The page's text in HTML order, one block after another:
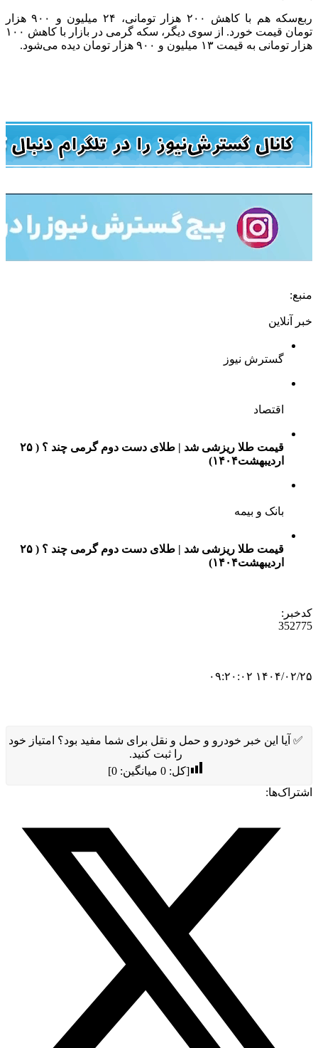
ربع‌سکه هم با کاهش ۲۰۰ هزار تومانی، ۲۴ میلیون و ۹۰۰ هزار
تومان قیمت خورد. از سوی دیگر، سکه گرمی در بازار با کاهش ۱۰۰
هزار تومانی به قیمت ۱۳ میلیون و ۹۰۰ هزار تومان دیده می‌شود.
منبع:
خبر آنلاین
گسترش نیوز
اقتصاد
قیمت طلا ریزشی شد | طلای دست دوم گرمی چند ؟ ( ۲۵
اردیبهشت‌۱۴۰۴)
بانک و بیمه
قیمت طلا ریزشی شد | طلای دست دوم گرمی چند ؟ ( ۲۵
اردیبهشت‌۱۴۰۴)
کدخبر:
352775
۱۴۰۴/۰۲/۲۵ ۰۹:۲۰:۰۲
✅ آیا این خبر خودرو و حمل و نقل برای شما مفید بود؟ امتیاز خود
را ثبت کنید.
[کل:0 میانگین:0
]
اشتراک‌ها: